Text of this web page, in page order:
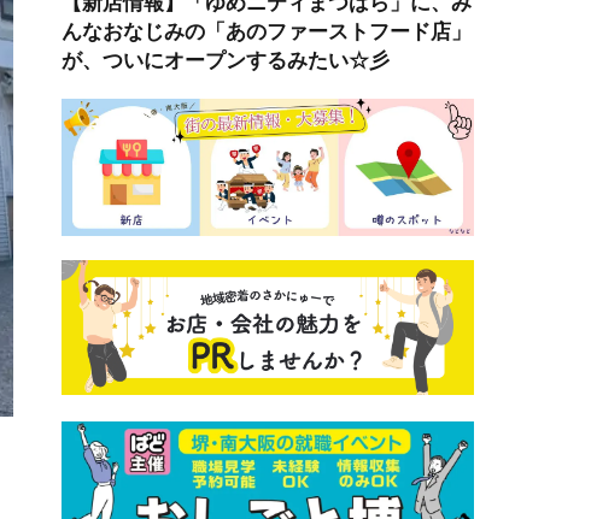
んなおなじみの「あのファーストフード店」
が、ついにオープンするみたい☆彡